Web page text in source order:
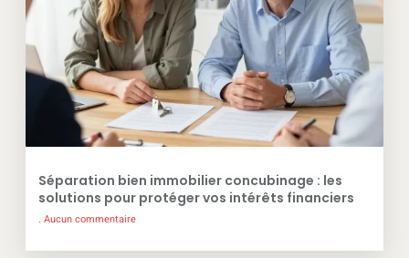
Séparation bien immobilier concubinage : les
solutions pour protéger vos intérêts financiers
Aucun commentaire